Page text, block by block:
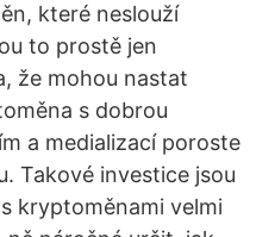
které neslouží
to prostě jen
že mohou nastat
s dobrou
a medializací poroste
Takové investice jsou
kryptoměnami velmi